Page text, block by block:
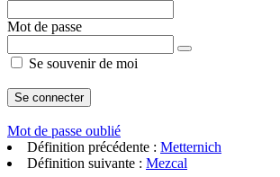
Mot de passe
Se souvenir de moi
Mot de passe oublié
Définition précédente : Metternich
Définition suivante : Mezcal